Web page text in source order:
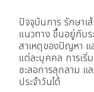
ปัจจุบันการ รักษาเ
แนวทาง ขึ้นอยู่กับร
สาเหตุของปัญหา แ
แต่ละบุคคล การเริ่
ชะลอการลุกลาม แ
ประจำวันได้